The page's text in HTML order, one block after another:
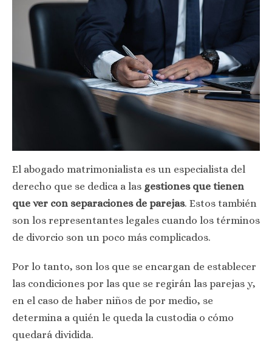
El abogado matrimonialista es un especialista del
derecho que se dedica a las gestiones que tienen
que ver con separaciones de parejas. Estos también
son los representantes legales cuando los términos
de divorcio son un poco más complicados.
Por lo tanto, son los que se encargan de establecer
las condiciones por las que se regirán las parejas y,
en el caso de haber niños de por medio, se
determina a quién le queda la custodia o cómo
quedará dividida.